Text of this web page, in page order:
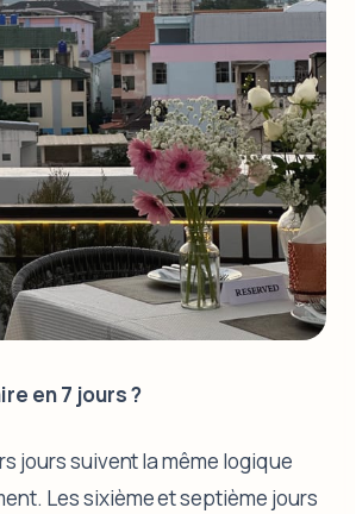
en 7 jours ?
jours suivent la même logique
Les sixième et septième jours